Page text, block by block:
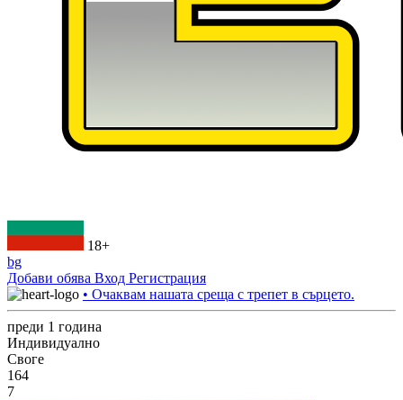
18+
bg
Добави обява Вход Регистрация
• Очаквам нашата среща с трепет в сърцето.
преди 1 година
Индивидуално
Своге
164
7